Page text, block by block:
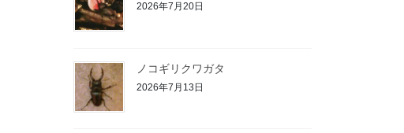
2026年7月20日
ノコギリクワガタ
2026年7月13日